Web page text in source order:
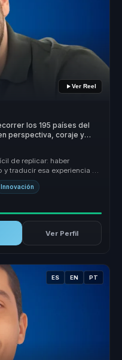
Ver Reel
los 195 países del
perspectiva, coraje y
de replicar: haber
traducir esa experiencia en
Innovación
Ver Perfil
ES EN PT